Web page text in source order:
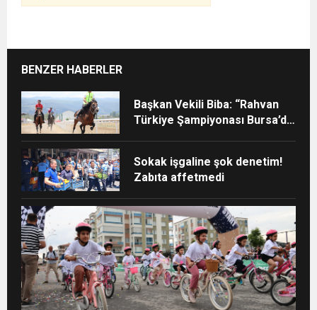
BENZER HABERLER
Başkan Vekili Biba: “Rahvan
Türkiye Şampiyonası Bursa’da
Sokak işgaline şok denetim!
Zabıta affetmedi